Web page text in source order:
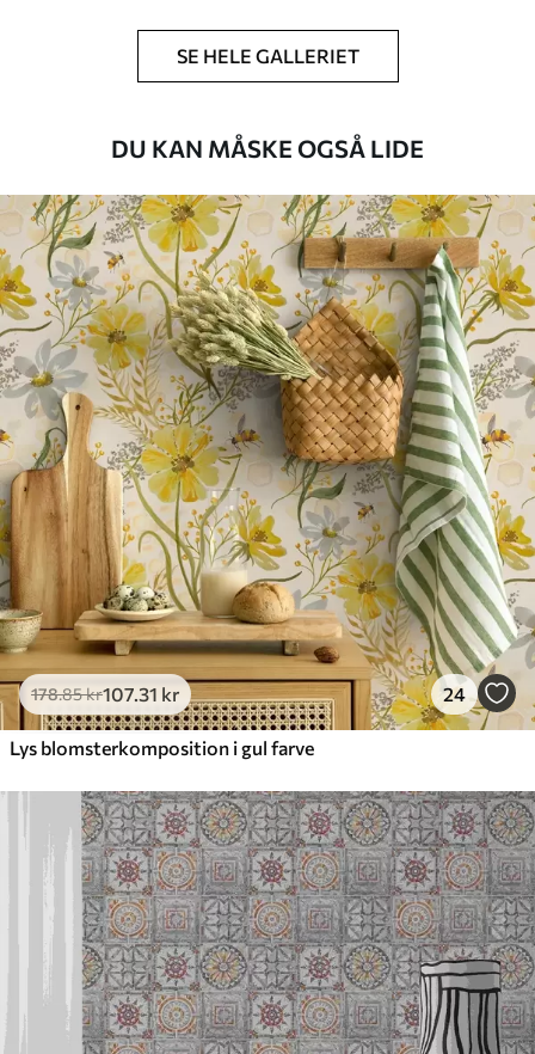
med en bredde på op til 50 cm.
muligheder
tapetklæber.
blød svamp. Tapeter med lakfinish kan
rengøres med vand.
Anvendelsesmetode Problemfri anvendelse
Tilgængelige materialer
Standard
365 .00219.00kr/m²
Premium
448 .33 269.00kr/m²
Premium vinyl
516.67310.00kr/m²
SE HELE GALLERIET
DU KAN MÅSKE OGSÅ LIDE
178.85kr107.31 kr 24
Lys blomsterkomposition i gul farve